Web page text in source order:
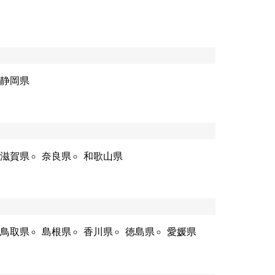
静岡県
滋賀県 奈良県 和歌山県
鳥取県 島根県 香川県 徳島県 愛媛県